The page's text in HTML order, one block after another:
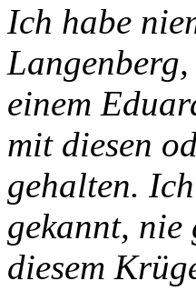
Ich habe
einem
mit diesen
gehalten.
gekannt,
diesem